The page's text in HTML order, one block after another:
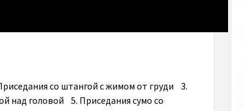
со штангой с жимом от груди 3.
над головой 5. Приседания сумо со